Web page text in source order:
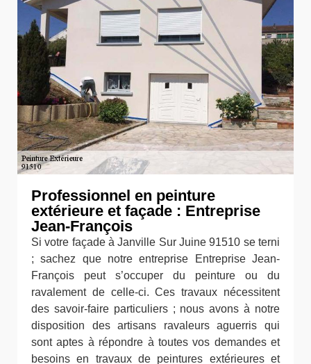
Professionnel en peinture
extérieure et façade : Entreprise
Jean-François
Si votre façade à Janville Sur Juine 91510 se terni
; sachez que notre entreprise Entreprise Jean-
François peut s’occuper du peinture ou du
ravalement de celle-ci. Ces travaux nécessitent
des savoir-faire particuliers ; nous avons à notre
disposition des artisans ravaleurs aguerris qui
sont aptes à répondre à toutes vos demandes et
besoins en travaux de peintures extérieures et